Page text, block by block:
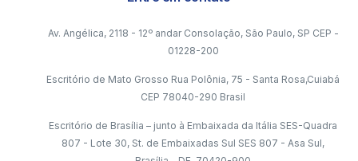
Av. Angélica, 2118 - 12º andar Consolação, São Paulo, SP CEP -
01228-200
Escritório de Mato Grosso Rua Polônia, 75 - Santa Rosa,Cuiabá
CEP 78040-290 Brasil
Escritório de Brasília – junto à Embaixada da Itália SES-Quadra
807 - Lote 30, St. de Embaixadas Sul SES 807 - Asa Sul,